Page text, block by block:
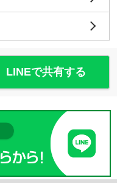
LINEで共有する